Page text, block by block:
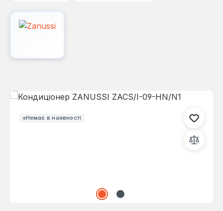
Немає в наявності
Пропустити галерею зображень